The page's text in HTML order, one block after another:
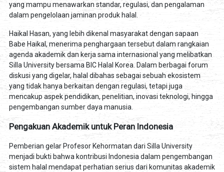
yang mampu menawarkan standar, regulasi, dan pengalaman
dalam pengelolaan jaminan produk halal.
Haikal Hasan, yang lebih dikenal masyarakat dengan sapaan
Babe Haikal, menerima penghargaan tersebut dalam rangkaian
agenda akademik dan kerja sama internasional yang melibatkan
Silla University bersama BIC Halal Korea. Dalam berbagai forum
diskusi yang digelar, halal dibahas sebagai sebuah ekosistem
yang tidak hanya berkaitan dengan regulasi, tetapi juga
mencakup aspek pendidikan, penelitian, inovasi teknologi, hingga
pengembangan sumber daya manusia.
Pengakuan Akademik untuk Peran Indonesia
Pemberian gelar Profesor Kehormatan dari Silla University
menjadi bukti bahwa kontribusi Indonesia dalam pengembangan
sistem halal mendapat perhatian serius dari komunitas akademik